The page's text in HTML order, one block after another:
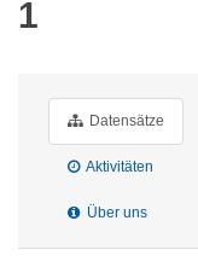
1
Datensätze
Aktivitäten
Über uns